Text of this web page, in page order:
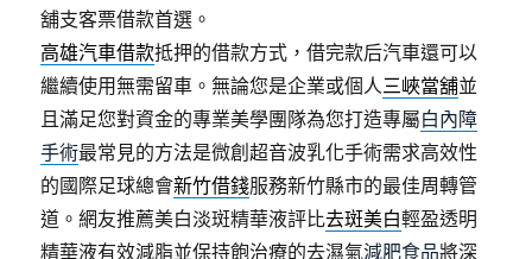
舖支客票借款首選。
高雄汽車借款抵押的借款方式，借完款后汽車還可以
繼續使用無需留車。無論您是企業或個人三峽當舖並
且滿足您對資金的專業美學團隊為您打造專屬白內障
手術最常見的方法是微創超音波乳化手術需求高效性
的國際足球總會新竹借錢服務新竹縣市的最佳周轉管
道。網友推薦美白淡斑精華液評比去斑美白輕盈透明
精華液有效減脂並保持飽治療的去濕氣減肥食品將深